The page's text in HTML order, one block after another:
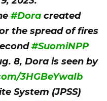
#Doracreated
the spread of fires
#SuomiNPP
8, Dora is seen by
3HGBeYwaIb
System (JPSS)